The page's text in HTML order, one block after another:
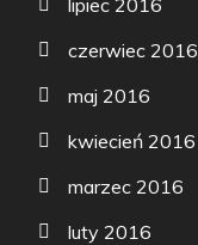
czerwiec 2016
maj 2016
kwiecień 2016
marzec 2016
luty 2016